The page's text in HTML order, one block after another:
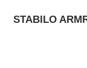
STABILO